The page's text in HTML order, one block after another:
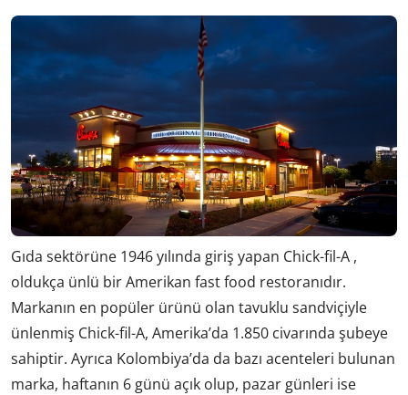
Gıda sektörüne 1946 yılında giriş yapan Chick-fil-A ,
oldukça ünlü bir Amerikan fast food restoranıdır.
Markanın en popüler ürünü olan tavuklu sandviçiyle
ünlenmiş Chick-fil-A, Amerika’da 1.850 civarında şubeye
sahiptir. Ayrıca Kolombiya’da da bazı acenteleri bulunan
marka, haftanın 6 günü açık olup, pazar günleri ise